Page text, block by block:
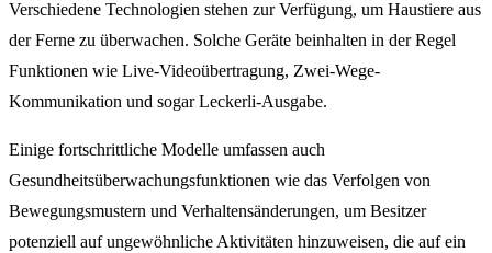
Verschiedene Technologien stehen zur Verfügung, um Haustiere aus
der Ferne zu überwachen. Solche Geräte beinhalten in der Regel
Funktionen wie Live-Videoübertragung, Zwei-Wege-
Kommunikation und sogar Leckerli-Ausgabe.
Einige fortschrittliche Modelle umfassen auch
Gesundheitsüberwachungsfunktionen wie das Verfolgen von
Bewegungsmustern und Verhaltensänderungen, um Besitzer
potenziell auf ungewöhnliche Aktivitäten hinzuweisen, die auf ein